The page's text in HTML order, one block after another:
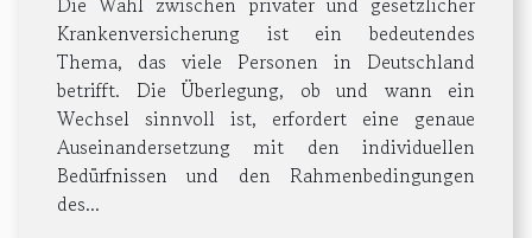
Krankenversicherung ist ein bedeutendes
Thema, das viele Personen in Deutschland
betrifft. Die Überlegung, ob und wann ein
Wechsel sinnvoll ist, erfordert eine genaue
Auseinandersetzung mit den individuellen
Bedürfnissen und den Rahmenbedingungen
des...